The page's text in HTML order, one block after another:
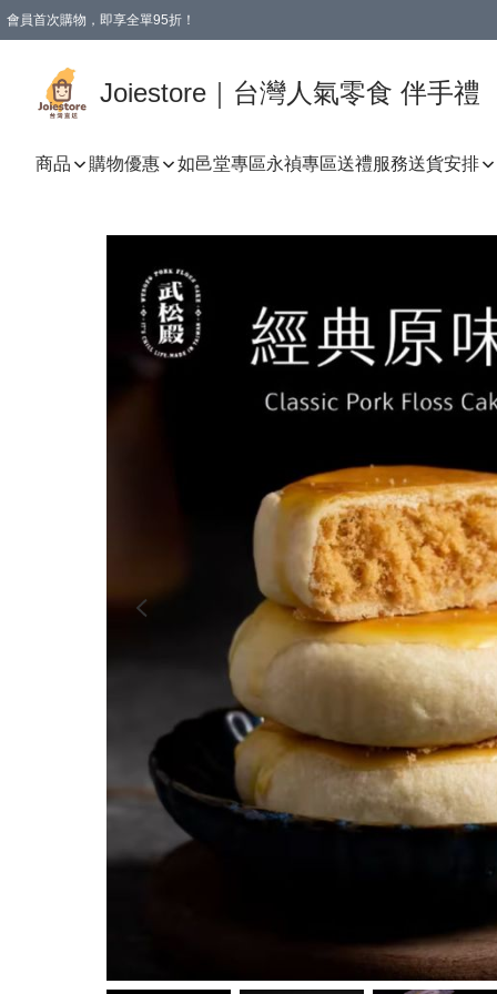
會員首次購物，即享全單95折！
Joiestore｜台灣人氣零食 伴手禮
商品 購物優惠 如邑堂專區永禎專區送禮服務送貨安排